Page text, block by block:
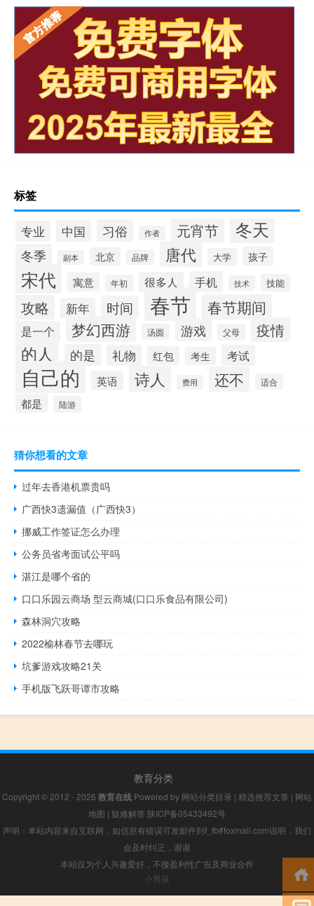
标签
专业 中国 习俗 作者 元宵节 冬天
冬季 副本 北京 品牌 唐代 大学 孩子
宋代 寓意 年初 很多人 手机 技术 技能
攻略 新年 时间 春节 春节期间
是一个 梦幻西游 汤圆 游戏 父母 疫情
的人 的是 礼物 红包 考生 考试
自己的 英语 诗人 费用 还不 适合
都是 陆游
猜你想看的文章
过年去香港机票贵吗
广西快3遗漏值（广西快3）
挪威工作签证怎么办理
公务员省考面试公平吗
湛江是哪个省的
口口乐园云商场 型云商城(口口乐食品有限公司)
森林洞穴攻略
2022榆林春节去哪玩
坑爹游戏攻略21关
手机版飞跃哥谭市攻略
教育分类
Copyright © 2012 - 2026 教育在线 Powered by 网站分类目录 | 精选推荐文章 | 网站
地图 | 疑难解答 陕ICP备05433492号
声明：本站内容来自互联网，如信息有错误可发邮件到f_fb#foxmail.com说明，我们
会及时纠正，谢谢
本站仅为个人兴趣爱好，不接盈利性广告及商业合作
小男孩